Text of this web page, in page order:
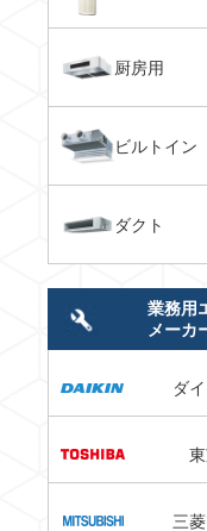
厨房用
ビルトイン
ダクト
業務用
メーカ
ダ
三